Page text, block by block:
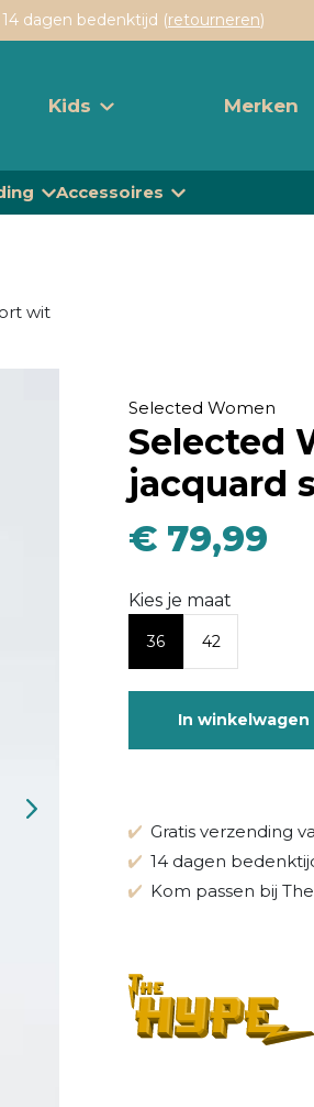
14 dagen bedenktijd (retourneren)
Kids Merken
Accessoires
wit
Selected Women
Selected
jacquard
€ 79,99
Kies je maat
36 42
In winkelwagen
Gratis verzending
14 dagen
Kom passen bij